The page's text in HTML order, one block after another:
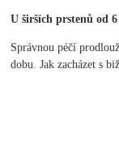
U širších prstenů od
Správnou péčí
dobu. Jak zacházet s